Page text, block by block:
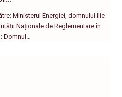
Ministerul Energiei, domnului Ilie
Naționale de Reglementare în
Domnul…